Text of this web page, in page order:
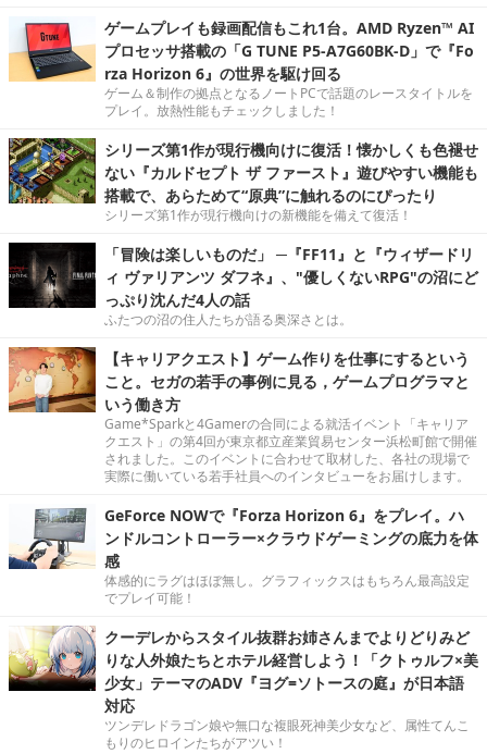
ゲームプレイも録画配信もこれ1台。AMD Ryzen™ AI
プロセッサ搭載の「G TUNE P5-A7G60BK-D」で『Fo
rza Horizon 6』の世界を駆け回る
ゲーム＆制作の拠点となるノートPCで話題のレースタイトルを
プレイ。放熱性能もチェックしました！
シリーズ第1作が現行機向けに復活！懐かしくも色褪せ
ない『カルドセプト ザ ファースト』遊びやすい機能も
搭載で、あらためて“原典”に触れるのにぴったり
シリーズ第1作が現行機向けの新機能を備えて復活！
「冒険は楽しいものだ」 ─『FF11』と『ウィザードリ
ィ ヴァリアンツ ダフネ』、"優しくないRPG"の沼にど
っぷり沈んだ4人の話
ふたつの沼の住人たちが語る奥深さとは。
【キャリアクエスト】ゲーム作りを仕事にするという
こと。セガの若手の事例に見る，ゲームプログラマと
いう働き方
Game*Sparkと4Gamerの合同による就活イベント「キャリア
クエスト」の第4回が東京都立産業貿易センター浜松町館で開催
されました。このイベントに合わせて取材した、各社の現場で
実際に働いている若手社員へのインタビューをお届けします。
GeForce NOWで『Forza Horizon 6』をプレイ。ハ
ンドルコントローラー×クラウドゲーミングの底力を体
感
体感的にラグはほぼ無し。グラフィックスはもちろん最高設定
でプレイ可能！
クーデレからスタイル抜群お姉さんまでよりどりみど
りな人外娘たちとホテル経営しよう！「クトゥルフ×美
少女」テーマのADV『ヨグ=ソトースの庭』が日本語
対応
ツンデレドラゴン娘や無口な複眼死神美少女など、属性てんこ
もりのヒロインたちがアツい！